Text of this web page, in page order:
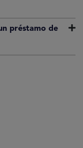
préstamo de